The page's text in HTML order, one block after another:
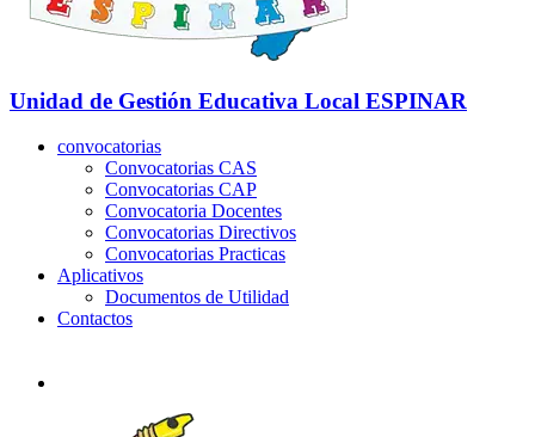
Unidad de Gestión Educativa Local ESPINAR
convocatorias
Convocatorias CAS
Convocatorias CAP
Convocatoria Docentes
Convocatorias Directivos
Convocatorias Practicas
Aplicativos
Documentos de Utilidad
Contactos